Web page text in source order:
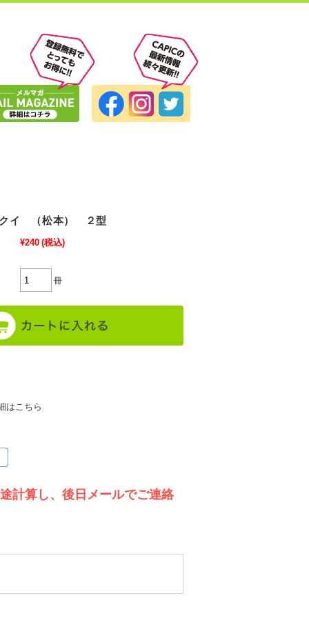
イ （松本） ２型
¥240 (税込)
冊
はこちら
計算し、後日メールでご連絡